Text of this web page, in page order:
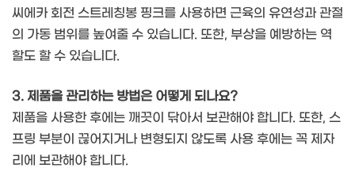
씨에카 회전 스트레칭봉 핑크를 사용하면 근육의 유연성과 관절
의 가동 범위를 높여줄 수 있습니다. 또한, 부상을 예방하는 역
할도 할 수 있습니다.
3. 제품을 관리하는 방법은 어떻게 되나요?
제품을 사용한 후에는 깨끗이 닦아서 보관해야 합니다. 또한, 스
프링 부분이 끊어지거나 변형되지 않도록 사용 후에는 꼭 제자
리에 보관해야 합니다.